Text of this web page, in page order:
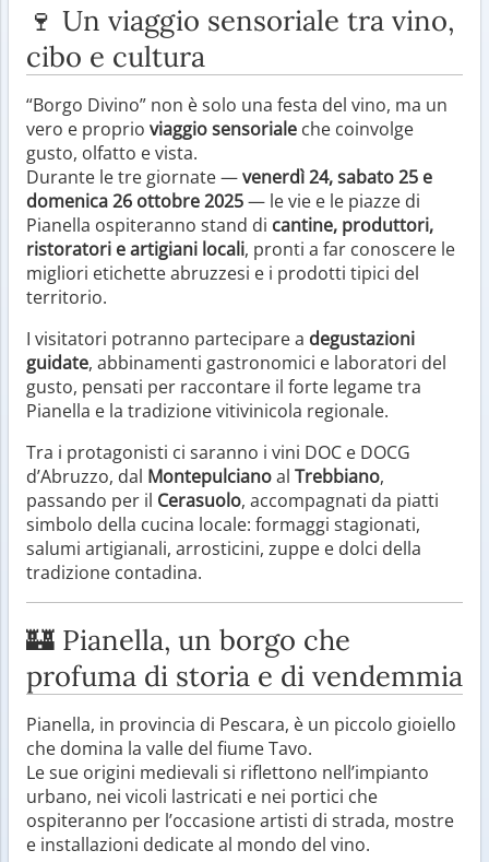
🍷 Un viaggio sensoriale tra vino,
cibo e cultura
“Borgo Divino” non è solo una festa del vino, ma un
vero e proprio viaggio sensoriale che coinvolge
gusto, olfatto e vista.
Durante le tre giornate —venerdì 24, sabato 25 e
domenica 26 ottobre 2025— le vie e le piazze di
Pianella ospiteranno stand di cantine, produttori,
ristoratori e artigiani locali, pronti a far conoscere le
migliori etichette abruzzesi e i prodotti tipici del
territorio.
I visitatori potranno partecipare a degustazioni
guidate, abbinamenti gastronomici e laboratori del
gusto, pensati per raccontare il forte legame tra
Pianella e la tradizione vitivinicola regionale.
Tra i protagonisti ci saranno i vini DOC e DOCG
d’Abruzzo, dal Montepulcianoal Trebbiano,
passando per il Cerasuolo, accompagnati da piatti
simbolo della cucina locale: formaggi stagionati,
salumi artigianali, arrosticini, zuppe e dolci della
tradizione contadina.
🏰 Pianella, un borgo che
profuma di storia e di vendemmia
Pianella, in provincia di Pescara, è un piccolo gioiello
che domina la valle del fiume Tavo.
Le sue origini medievali si riflettono nell’impianto
urbano, nei vicoli lastricati e nei portici che
ospiteranno per l’occasione artisti di strada, mostre
e installazioni dedicate al mondo del vino.